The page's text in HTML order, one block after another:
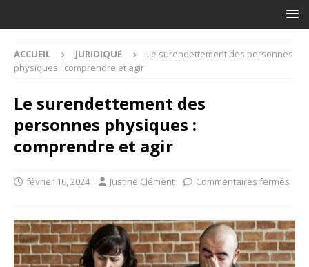
ACCUEIL JURIDIQUE
Le surendettement des personnes
physiques : comprendre et agir
Le surendettement des
personnes physiques :
comprendre et agir
février 16, 2024 Justine Clément Commentaires fermés